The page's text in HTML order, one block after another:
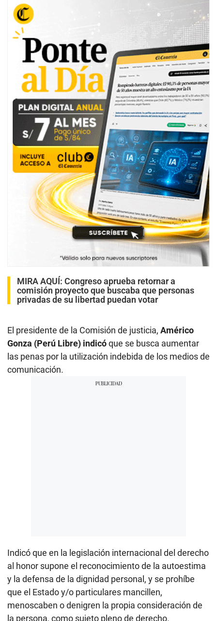
MIRA AQUÍ: Congreso aprueba retornar a
comisión proyecto que buscaba que personas
privadas de su libertad puedan votar
El presidente de la Comisión de justicia, Américo
Gonza (Perú Libre) indicóque se busca aumentar
las penas por la utilización indebida de los medios de
comunicación.
Indicó que en la legislación internacional del derecho
al honor supone el reconocimiento de la autoestima
y la defensa de la dignidad personal, y se prohíbe
que el Estado y/o particulares mancillen,
menoscaben o denigren la propia consideración de
la persona, como sujeto pleno de derecho.